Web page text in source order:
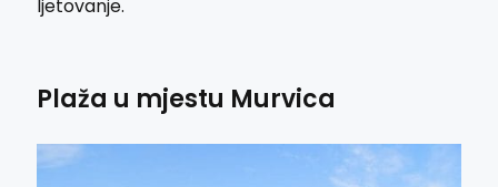
ljetovanje.
Plaža u mjestu Murvica